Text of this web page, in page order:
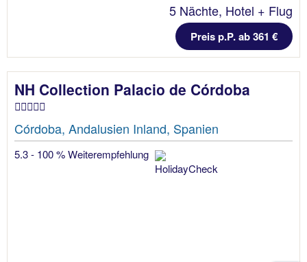
5 Nächte, Hotel + Flug
Preis p.P. ab 361 €
NH Collection Palacio de Córdoba
Córdoba, Andalusien Inland, Spanien
5.3 - 100 % Weiterempfehlung